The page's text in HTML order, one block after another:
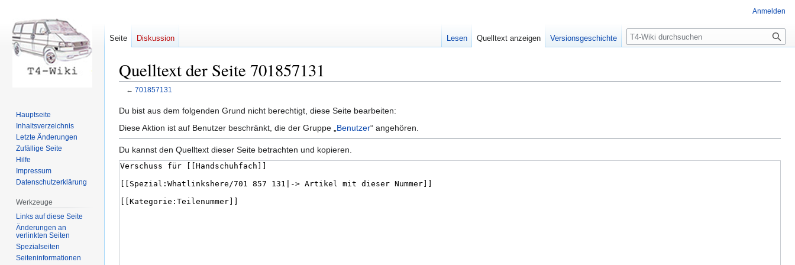
Quelltext der Seite 701857131
← 701857131
Zur
Navigation
Zur
Suche
Du bist aus dem folgenden Grund nicht berechtigt, diese Seite bearbeiten:
Diese Aktion ist auf Benutzer beschränkt, die der Gruppe „ Benutzer“ angehören.
Du kannst den Quelltext dieser Seite betrachten und kopieren.
Anmelden
Seite Diskussion Lesen Quelltext anzeigen Versionsgeschichte Suche
Hauptseite
Inhaltsverzeichnis
Letzte Änderungen
Zufällige Seite
Hilfe
Impressum
Datenschutzerklärung
Werkzeuge
Links auf diese Seite
Änderungen an
verlinkten Seiten
Spezialseiten
Seiten­informationen